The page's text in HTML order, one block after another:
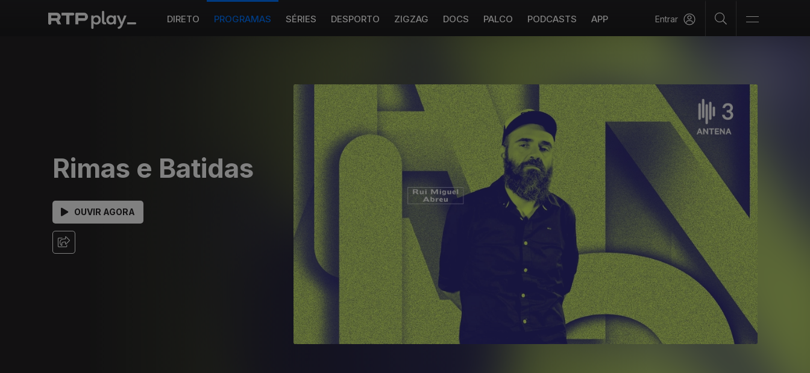
DIRETO PROGRAMAS SÉRIES DESPORTO ZIGZAG DOCS PALCO PODCASTS APP Entrar
Rimas e Batidas
OUVIR AGORA